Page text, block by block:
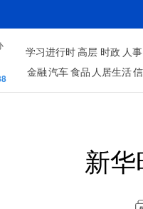
学习进行时高层 时政 人事
金融汽车食品 人居生活
新